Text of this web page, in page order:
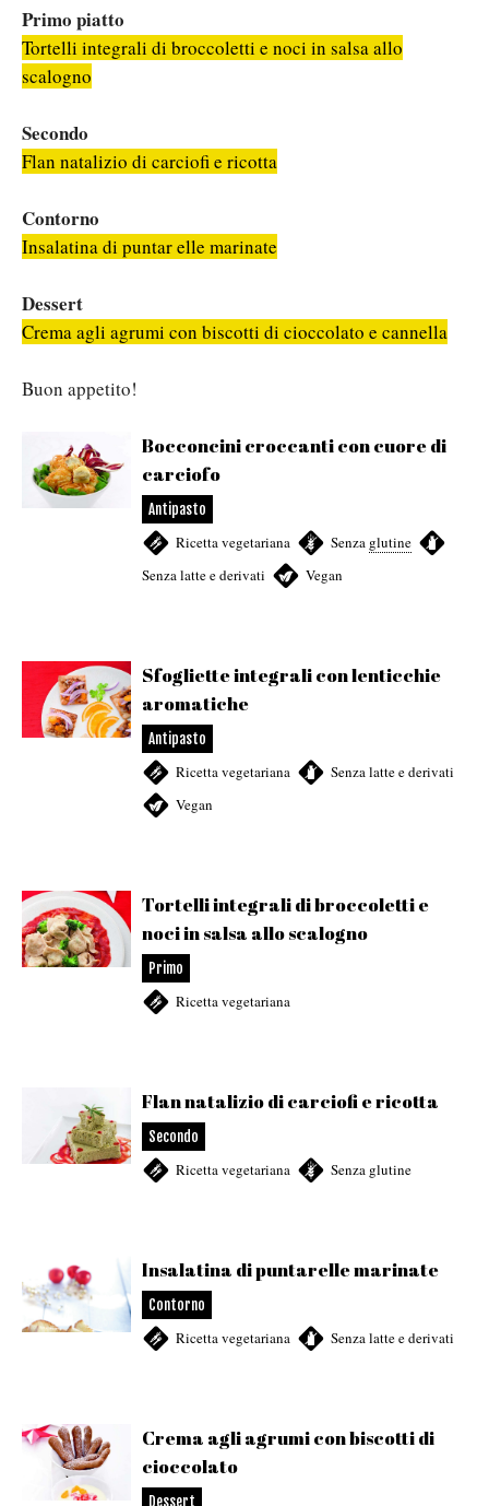
Primo piatto
Tortelli integrali di broccoletti e noci in salsa allo
scalogno
Secondo
Flan natalizio di carciofi e ricotta
Contorno
Insalatina di puntar elle marinate
Dessert
Crema agli agrumi con biscotti di cioccolato e cannella
Buon appetito!
Bocconcini croccanti con cuore di
carciofo
Antipasto
Ricetta vegetariana Senza glutine
Senza latte e derivati
Vegan
Sfogliette integrali con lenticchie
aromatiche
Antipasto
Ricetta vegetariana Senza latte e derivati
Vegan
Tortelli integrali di broccoletti e
noci in salsa allo scalogno
Primo
Ricetta vegetariana
Flan natalizio di carciofi e ricotta
Secondo
Ricetta vegetariana Senza glutine
Insalatina di puntarelle marinate
Contorno
Ricetta vegetariana Senza latte e derivati
Crema agli agrumi con biscotti di
cioccolato
Dessert